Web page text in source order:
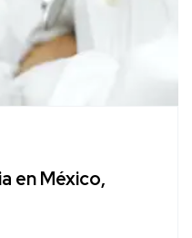
en México,